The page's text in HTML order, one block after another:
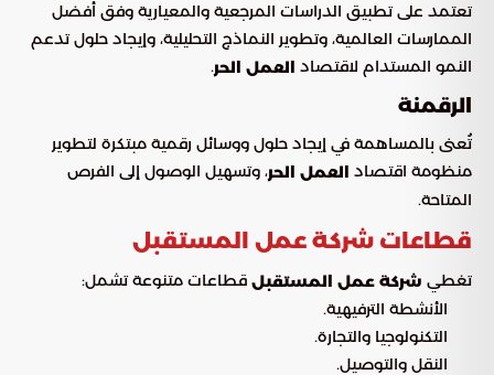
تعتمد على تطبيق الدراسات المرجعية والمعيارية وفق أفضل
الممارسات العالمية، وتطوير النماذج التحليلية، وإيجاد حلول تدعم
النمو المستدام لاقتصاد العمل الحر.
الرقمنة
تُعنى بالمساهمة في إيجاد حلول ووسائل رقمية مبتكرة لتطوير
منظومة اقتصاد العمل الحر، وتسهيل الوصول إلى الفرص
المتاحة.
قطاعات شركة عمل المستقبل
تغطي شركة عمل المستقبل قطاعات متنوعة تشمل:
الأنشطة الترفيهية.
التكنولوجيا والتجارة.
النقل والتوصيل.